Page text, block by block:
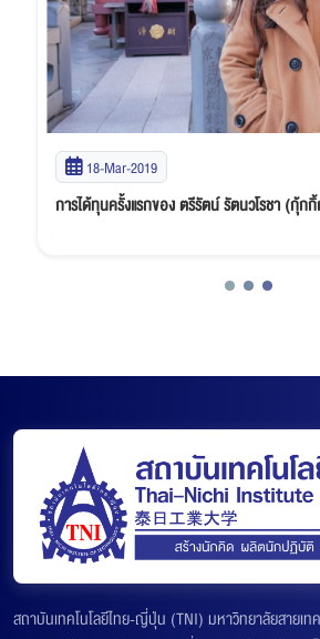
18-Mar-2019
การได้ทุนครั้งแรกของ ตรีรัตน์ รัตนวโรชา (กุ้กกิ้ก)
สถาบันเทคโนโลยีไทย-ญี่ปุ่น (TNI) มหาวิทยาลัยสาย